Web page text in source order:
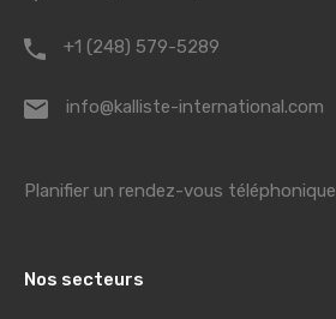
+1 (248) 579-5289
info@kalliste-international.com
Planifier un rendez-vous téléphonique
Nos secteurs